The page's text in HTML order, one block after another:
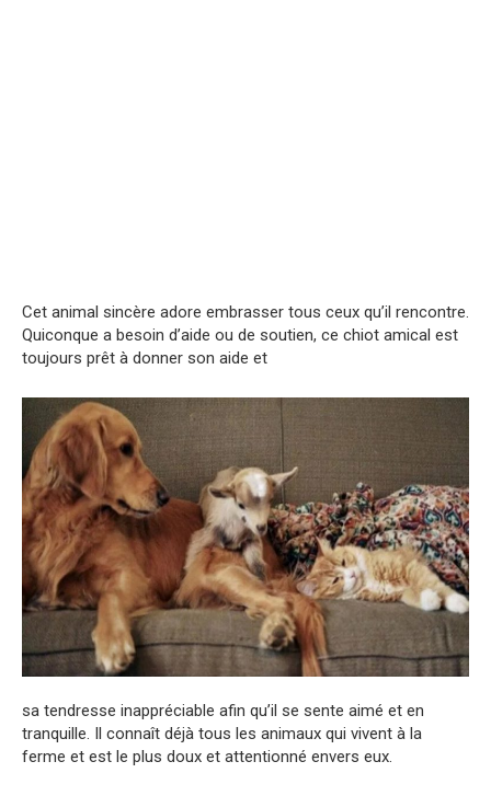
Cet animal sincère adore embrasser tous ceux qu’il rencontre.
Quiconque a besoin d’aide ou de soutien, ce chiot amical est
toujours prêt à donner son aide et
sa tendresse inappréciable afin qu’il se sente aimé et en
tranquille. Il connaît déjà tous les animaux qui vivent à la
ferme et est le plus doux et attentionné envers eux.